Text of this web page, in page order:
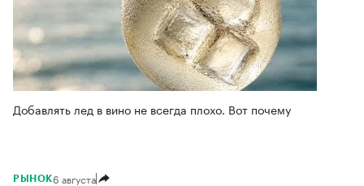
Добавлять лед в вино не всегда плохо. Вот почему
РЫНОК6 августа